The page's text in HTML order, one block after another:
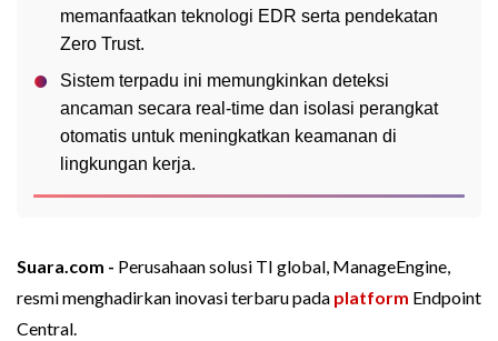
memanfaatkan teknologi EDR serta pendekatan
Zero Trust.
Sistem terpadu ini memungkinkan deteksi
ancaman secara real-time dan isolasi perangkat
otomatis untuk meningkatkan keamanan di
lingkungan kerja.
Suara.com - Perusahaan solusi TI global, ManageEngine,
resmi menghadirkan inovasi terbaru pada platform Endpoint
Central.